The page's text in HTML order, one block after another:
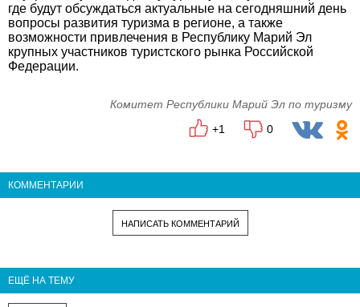
где будут обсуждаться актуальные на сегодняшний день
вопросы развития туризма в регионе, а также
возможности привлечения в Республику Марий Эл
крупных участников туристского рынка Российской
Федерации.
Комитет Республики Марий Эл по туризму
+1
0
КОММЕНТАРИИ
НАПИСАТЬ КОММЕНТАРИЙ
ЕЩЁ НА ТЕМУ